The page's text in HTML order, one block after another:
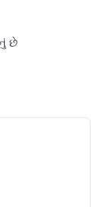
નું છે